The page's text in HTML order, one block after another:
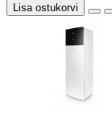
Lisa ostukorvi